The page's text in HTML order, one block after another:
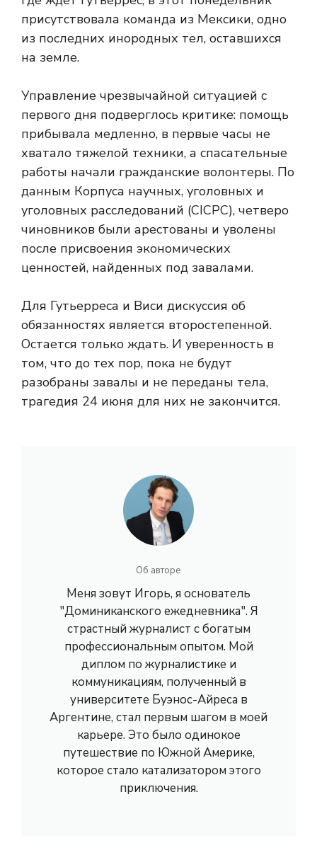
присутствовала команда из Мексики, одно
из последних инородных тел, оставшихся
на земле.
Управление чрезвычайной ситуацией с
первого дня подверглось критике: помощь
прибывала медленно, в первые часы не
хватало тяжелой техники, а спасательные
работы начали гражданские волонтеры. По
данным Корпуса научных, уголовных и
уголовных расследований (CICPC), четверо
чиновников были арестованы и уволены
после присвоения экономических
ценностей, найденных под завалами.
Для Гутьерреса и Виси дискуссия об
обязанностях является второстепенной.
Остается только ждать. И уверенность в
том, что до тех пор, пока не будут
разобраны завалы и не переданы тела,
трагедия 24 июня для них не закончится.
Об авторе
Меня зовут Игорь, я основатель
"Доминиканского ежедневника". Я
страстный журналист с богатым
профессиональным опытом. Мой
диплом по журналистике и
коммуникациям, полученный в
университете Буэнос-Айреса в
Аргентине, стал первым шагом в моей
карьере. Это было одинокое
путешествие по Южной Америке,
которое стало катализатором этого
приключения.